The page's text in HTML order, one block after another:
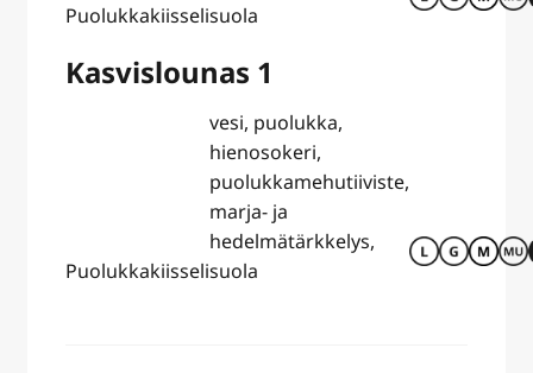
Puolukkakiisselisuola
Kasvislounas 1
Puolukkakiisseli
vesi, puolukka,
hienosokeri,
puolukkamehutiiviste,
marja- ja
hedelmätärkkelys,
suola